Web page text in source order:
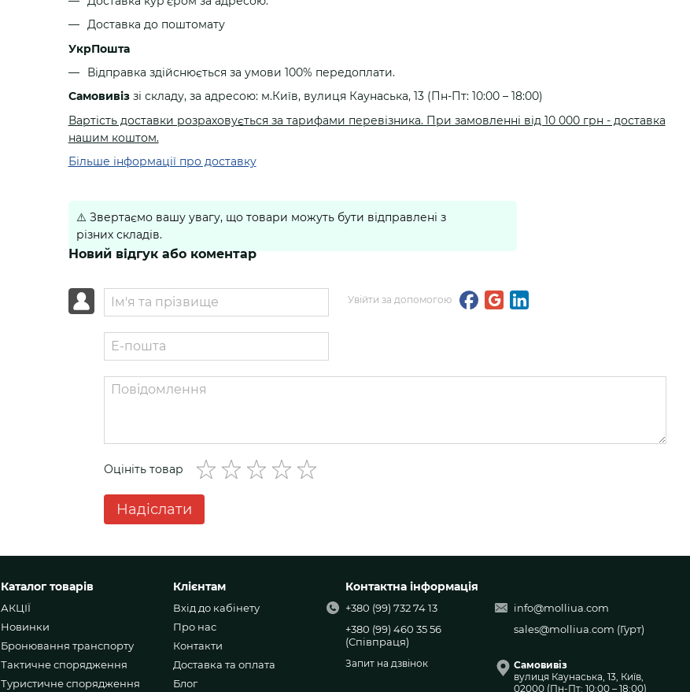
будь-яку модель з асортименту в необхідному кольорі або в іншому кольорі та моделі, попередньо
узгодивши технічні характеристики.
MolliUA - виробник військової амуніції, пріоритети якого - якість, зносостійкість, міцність, надійність
та доступні ціни виробника.
Співпрацюємо з військовими підрозділами, фондами, громадськими організаціями, волонтерами,
офлайн та онлайн магазинами.
Для оптової співпраці, зв'яжіться з нами:
• Телефон:+380 (99) 732 74 13
Виробник
МОЛЛІ
27,1 см
МОЛЛІ
41
МОЛЛІ
42
МОЛЛІ
МОЛЛІ
45
29,6 см
МОЛЛІ
46
МОЛЛІ
МОЛЛІ
МОЛЛІ
49 33,4 см
Доставка до поштомату
УкрПошта
Відправка здійснюється за умови 100% передоплати.
Самовивіз зі складу, за адресою: м.Київ, вулиця Каунаська, 13 (Пн-Пт: 10:00 – 18:00)
Вартість доставки розраховується за тарифами перевізника. При замовленні від 10 000 грн - доставка
нашим коштом.
Більше інформації про доставку
⚠️ Звертаємо вашу увагу, що товари можуть бути відправлені з
різних складів.
Новий відгук або коментар
Увійти за допомогою
Оцініть товар
Надіслати
Каталог товарів
АКЦІЇ
Новинки
Бронювання транспорту
Тактичне спорядження
Туристичне спорядження
Клієнтам
Вхід до кабінету
Про нас
Контакти
Доставка та оплата
Блог
Контактна інформація
+380 (99) 732 74 13
+380 (99) 460 35 56
(Співпраця)
Запит на дзвінок
info@molliua.com
sales@molliua.com (Гурт)
Самовивіз
вулиця Каунаська, 13, Київ,
02000 (Пн-Пт: 10:00 – 18:00)